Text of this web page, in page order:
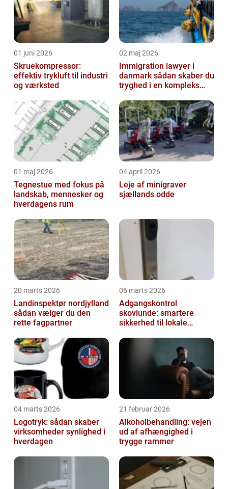
01 juni 2026
Skruekompressor:
effektiv trykluft til industri
og værksted
02 maj 2026
Immigration lawyer i
danmark sådan skaber du
tryghed i en kompleks
01 maj 2026
Tegnestue med fokus på
landskab, mennesker og
hverdagens rum
04 april 2026
Leje af minigraver
sjællands odde
20 marts 2026
Landinspektør nordjylland
sådan vælger du den
rette fagpartner
06 marts 2026
Adgangskontrol
skovlunde: smartere
sikkerhed til lokale
04 marts 2026
Logotryk: sådan skaber
virksomheder synlighed i
hverdagen
21 februar 2026
Alkoholbehandling: vejen
ud af afhængighed i
trygge rammer